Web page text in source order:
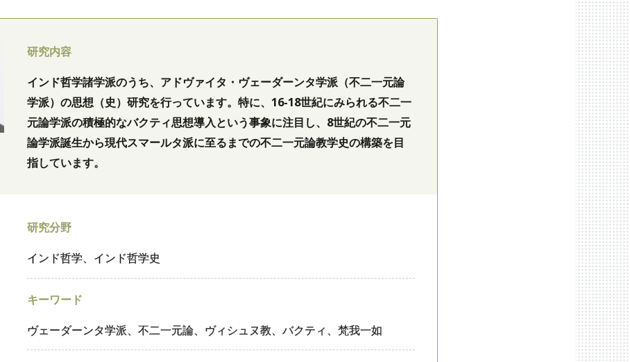
研究内容
インド哲学諸学派のうち、アドヴァイタ・ヴェーダーンタ学派（不二一元論
学派）の思想（史）研究を行っています。特に、16-18世紀にみられる不二一
元論学派の積極的なバクティ思想導入という事象に注目し、8世紀の不二一元
論学派誕生から現代スマールタ派に至るまでの不二一元論教学史の構築を目
指しています。
研究分野
インド哲学、インド哲学史
キーワード
ヴェーダーンタ学派、不二一元論、ヴィシュヌ教、バクティ、梵我一如